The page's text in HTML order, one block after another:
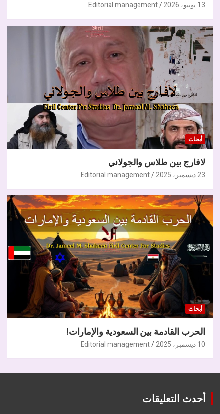
13 يونيو، 2026 Editorial management
أبحاث
لافارج بين طلاس والجولاني
23 ديسمبر، 2025 Editorial management
أبحاث
الحرب القادمة بين السعودية والإمارات!
10 ديسمبر، 2025 Editorial management
أحدث التعليقات